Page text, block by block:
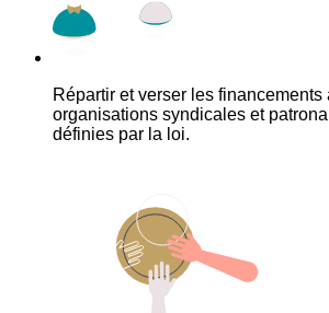
Répartir et verser les financements
organisations syndicales et
définies par la loi.